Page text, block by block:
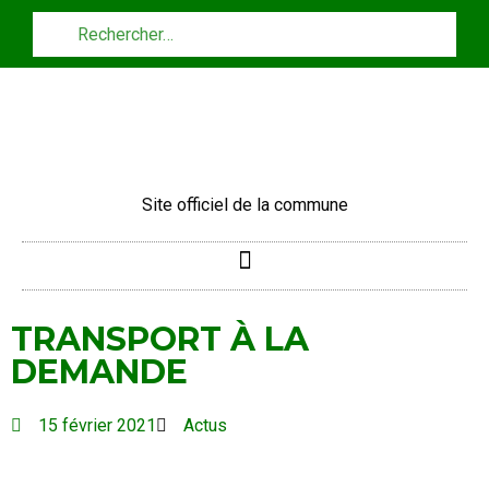
Panneau de gestion des cookies
Site officiel de la commune
TRANSPORT À LA
DEMANDE
15 février 2021 Actus